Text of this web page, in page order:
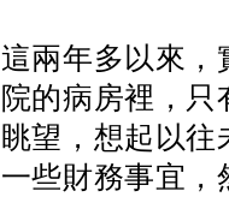
這兩年多以來，
院的病房裡，
眺望，想起以
一些財務事宜，